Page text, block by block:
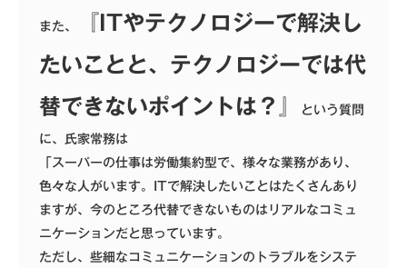
また、 『ITやテクノロジーで解決し
たいことと、テクノロジーでは代
替できないポイントは？』
という質問
に、氏家常務は
「スーパーの仕事は労働集約型で、様々な業務があり、
色々な人がいます。ITで解決したいことはたくさんあり
ますが、今のところ代替できないものはリアルなコミュ
ニケーションだと思っています。
ただし、些細なコミュニケーションのトラブルをシステ